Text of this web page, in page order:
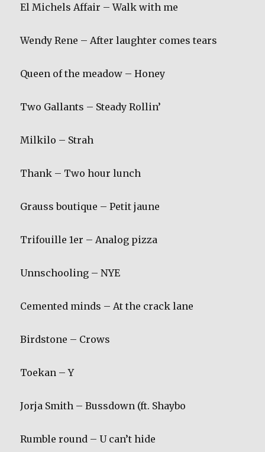
El Michels Affair – Walk with me
Wendy Rene – After laughter comes tears
Queen of the meadow – Honey
Two Gallants – Steady Rollin’
Milkilo – Strah
Thank – Two hour lunch
Grauss boutique – Petit jaune
Trifouille 1er – Analog pizza
Unnschooling – NYE
Cemented minds – At the crack lane
Birdstone – Crows
Toekan – Y
Jorja Smith – Bussdown (ft. Shaybo
Rumble round – U can’t hide